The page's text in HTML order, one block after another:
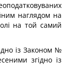
наглядом на
на той самий
із Законом №
згідно із